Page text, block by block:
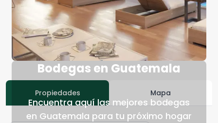
Bodegas en Guatemala
Encuentra aquí las mejores bodegas
en Guatemala para tu próximo hogar
Propiedades Mapa